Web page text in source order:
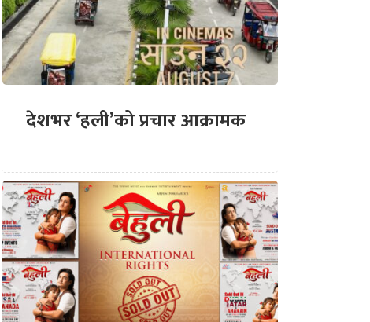
देशभर ‘हली’को प्रचार आक्रामक